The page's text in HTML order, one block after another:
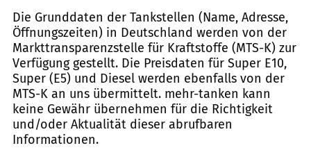
Die Grunddaten der Tankstellen (Name, Adresse,
Öffnungszeiten) in Deutschland werden von der
Markttransparenzstelle für Kraftstoffe (MTS-K) zur
Verfügung gestellt. Die Preisdaten für Super E10,
Super (E5) und Diesel werden ebenfalls von der
MTS-K an uns übermittelt. mehr-tanken kann
keine Gewähr übernehmen für die Richtigkeit
und/oder Aktualität dieser abrufbaren
Informationen.